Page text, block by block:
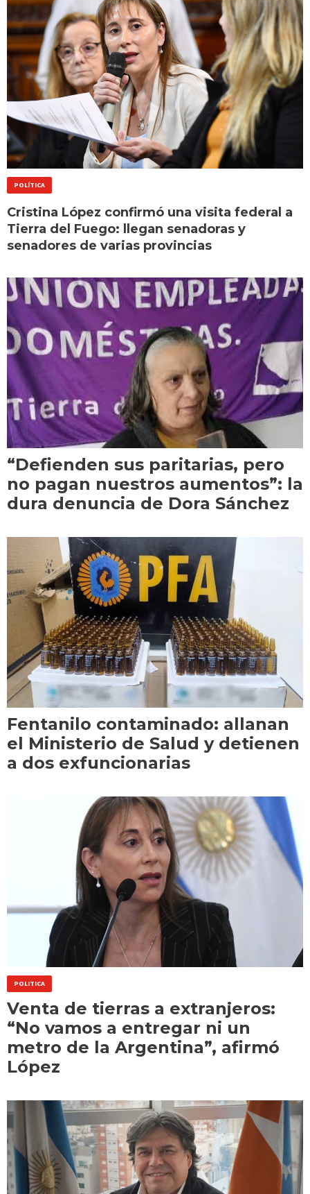
POLÍTICA
Cristina López confirmó una visita federal a
Tierra del Fuego: llegan senadoras y
senadores de varias provincias
“Defienden sus paritarias, pero
no pagan nuestros aumentos”: la
dura denuncia de Dora Sánchez
Fentanilo contaminado: allanan
el Ministerio de Salud y detienen
a dos exfuncionarias
POLITICA
Venta de tierras a extranjeros:
“No vamos a entregar ni un
metro de la Argentina”, afirmó
López